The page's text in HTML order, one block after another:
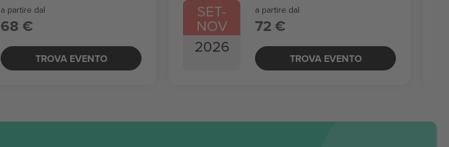
a partire dal
68 €
TROVA EVENTO
SET-
NOV
2026
a partire dal
72 €
TROVA EVENTO